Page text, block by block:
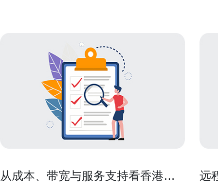
从成本、带宽与服务支持看香港大
远